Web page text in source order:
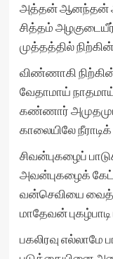
அத்தன் ஆனந்தன்
சித்தம்
முத்தத்தில்
விண்ணாகி
வேதாமாய் நாதமாய்
கண்ணார்
காலையிலே
சிவன்புகழைப்
அவன்புகழைக்
வன்செவியை
மாதேவன்
பகலிரவு